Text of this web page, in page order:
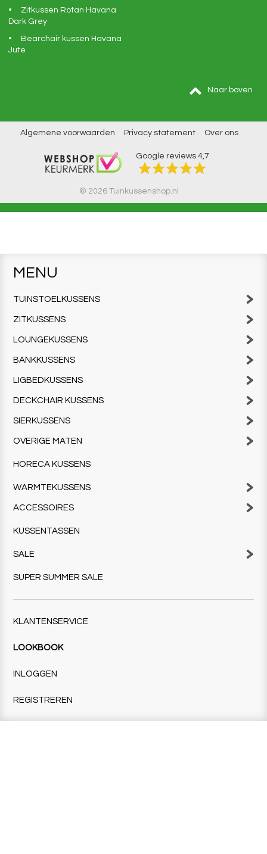
Zitkussen Rotan Havana
Dark Grey
Bearchair kussen Havana
Jute
Naar boven
Algemene voorwaarden Privacy statement Over ons
Google reviews 4,7
© 2026 Tuinkussenshop.nl
MENU
TUINSTOELKUSSENS
ZITKUSSENS
LOUNGEKUSSENS
BANKKUSSENS
LIGBEDKUSSENS
DECKCHAIR KUSSENS
SIERKUSSENS
OVERIGE MATEN
HORECA KUSSENS
WARMTEKUSSENS
ACCESSOIRES
KUSSENTASSEN
SALE
SUPER SUMMER SALE
KLANTENSERVICE
LOOKBOOK
INLOGGEN
REGISTREREN